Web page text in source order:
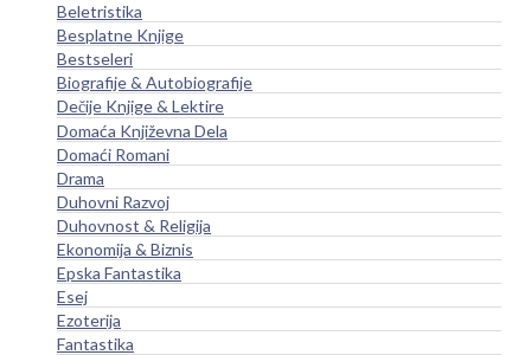
Beletristika
Besplatne Knjige
Bestseleri
Biografije & Autobiografije
Dečije Knjige & Lektire
Domaća Književna Dela
Domaći Romani
Drama
Duhovni Razvoj
Duhovnost & Religija
Ekonomija & Biznis
Epska Fantastika
Esej
Ezoterija
Fantastika